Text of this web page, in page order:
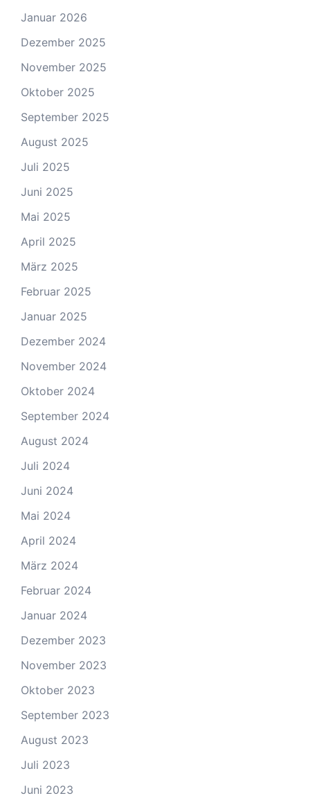
Januar 2026
Dezember 2025
November 2025
Oktober 2025
September 2025
August 2025
Juli 2025
Juni 2025
Mai 2025
April 2025
März 2025
Februar 2025
Januar 2025
Dezember 2024
November 2024
Oktober 2024
September 2024
August 2024
Juli 2024
Juni 2024
Mai 2024
April 2024
März 2024
Februar 2024
Januar 2024
Dezember 2023
November 2023
Oktober 2023
September 2023
August 2023
Juli 2023
Juni 2023